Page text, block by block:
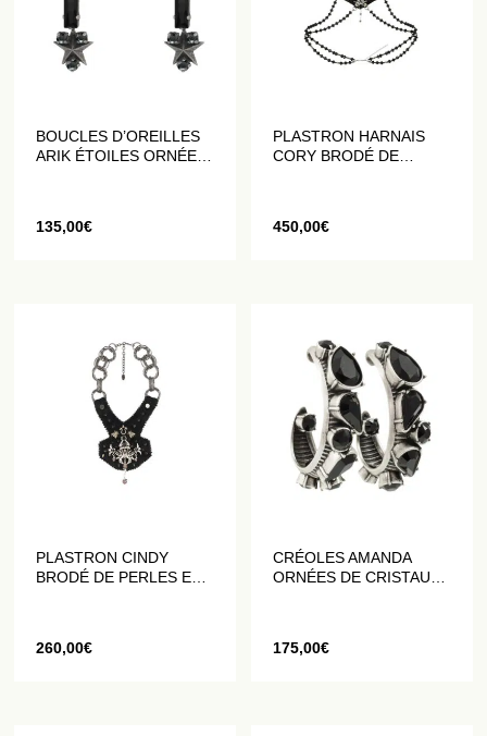
BOUCLES D’OREILLES
ARIK ÉTOILES ORNÉE
135,00€
PLASTRON HARNAIS
CORY BRODÉ DE
450,00€
PLASTRON CINDY
BRODÉ DE PERLES ET
260,00€
CRÉOLES AMANDA
ORNÉES DE CRISTAUX
175,00€